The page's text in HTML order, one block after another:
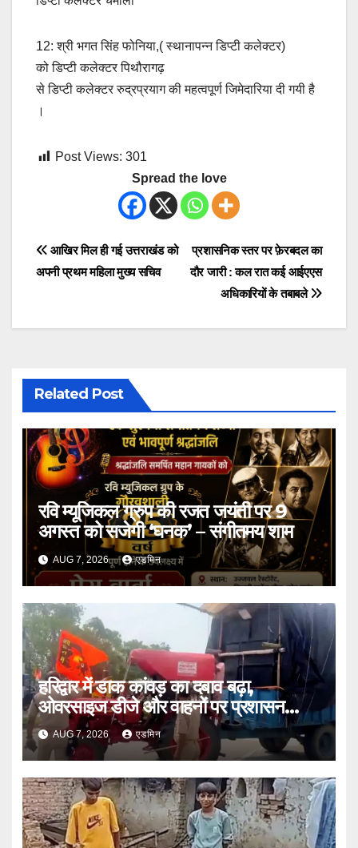
12: श्री भगत सिंह फोनिया,( स्थानापन्न डिप्टी कलेक्टर)
को डिप्टी कलेक्टर पिथौरागढ़
से डिप्टी कलेक्टर रुद्रप्रयाग की महत्वपूर्ण जिमेदारिया दी गयी है
।
Post Views: 301
Spread the love
Post
navigation
प्रशासनिक स्तर पर फ़ेरबदल का
दौर जारी : कल रात कई आईएएस
अधिकारियों के तबाबले
आखिर मिल ही गई उत्तराखंड को
अपनी प्रथम महिला मुख्य सचिव
Related Post
रवि म्यूजिकल ग्रुप की रजत जयंती पर 9
अगस्त को सजेगी ‘घनक’ – संगीतमय शाम
AUG 7, 2026 एडमिन
हरिद्वार में डाक कांवड़ का दबाव बढ़ा,
ओवरसाइज डीजे और वाहनों पर प्रशासन
सख्तAUG 7, 2026 एडमिन